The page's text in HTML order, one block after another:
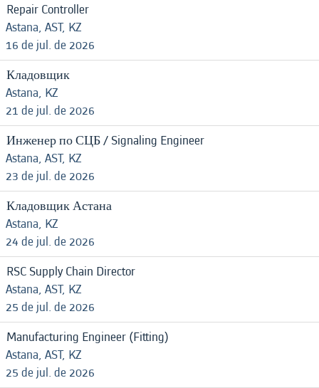
Repair Controller
Astana, AST, KZ
16 de jul. de 2026
Кладовщик
Astana, KZ
21 de jul. de 2026
Инженер по СЦБ / Signaling Engineer
Astana, AST, KZ
23 de jul. de 2026
Кладовщик Астана
Astana, KZ
24 de jul. de 2026
RSC Supply Chain Director
Astana, AST, KZ
25 de jul. de 2026
Manufacturing Engineer (Fitting)
Astana, AST, KZ
25 de jul. de 2026